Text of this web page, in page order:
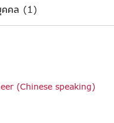
คคล (1)
(Chinese speaking)